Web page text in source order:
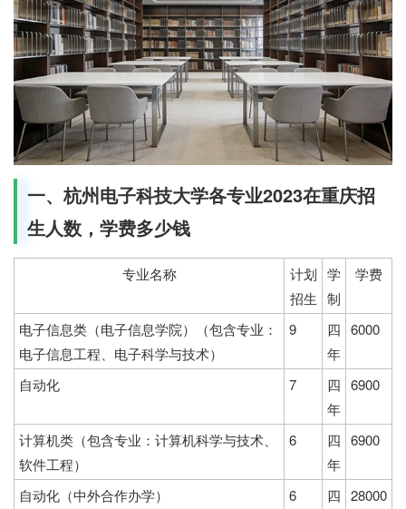
一、杭州电子科技大学各专业2023在重庆招
生人数，学费多少钱
专业名称
计划
招生
学
制
学费
电子信息类（电子信息学院）（包含专业：
电子信息工程、电子科学与技术）
9
四
年
6000
自动化 7
四
年
6900
计算机类（包含专业：计算机科学与技术、
软件工程）
6
四
年
6900
自动化（中外合作办学） 6
四 28000